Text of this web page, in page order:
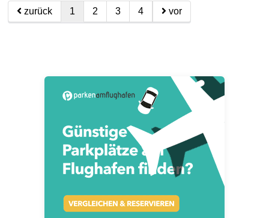
zurück 1 2 3 4 vor